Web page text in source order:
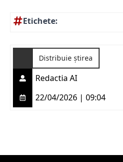
Etichete:
Distribuie știrea
Redactia AI
22/04/2026 | 09:04